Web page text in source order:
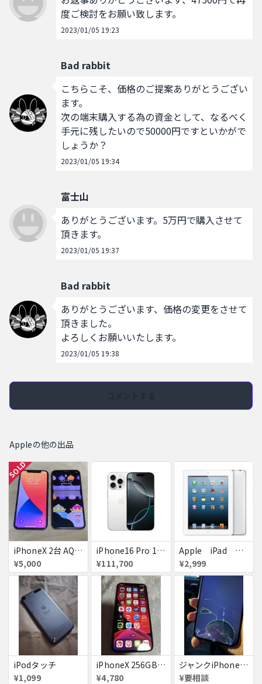
度ご検討をお願い致します。
2023/01/05 19:23
Bad rabbit
こちらこそ、価格のご提案ありがとうござい
ます。
次の端末購入する為の資金として、なるべく
手元に残したいので50000円ですといかがで
しょうか？
2023/01/05 19:34
富士山
ありがとうございます。5万円で購入させて
頂きます。
2023/01/05 19:37
Bad rabbit
ありがとうございます、価格の変更をさせて
頂きました。
よろしくお願いいたします。
2023/01/05 19:38
Appleの他の出品
SOLD
iPhoneX 2台 AQUOSsense5g ジャンク品
¥5,000
iPhone16 Pro 128GB ホワイトチタニウム docomo 送料無料
¥111,700
Apple iPad ミニ
¥2,999
iPodタッチ
¥1,099
iPhoneX 256GB ▲softbank ジャンク スペースグレイ A1902 送料無料
¥4,780
ジャンクiPhone13ProMax 128GB ドコモ
¥要相談